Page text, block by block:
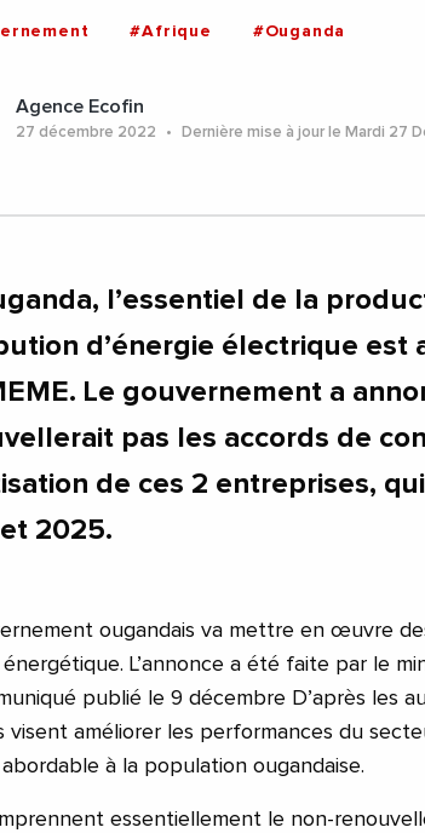
#Afrique #Ouganda
Agence Ecofin
27 décembre 2022 Dernière mise à jour le Mardi 27
l’essentiel de la
d’énergie électrique est
Le gouvernement a
pas les accords de
de ces 2 entreprises,
2025.
ougandais va mettre en œuvre
L’annonce a été faite par le
publié le 9 décembre D’après les
visent améliorer les performances du
à la population ougandaise.
essentiellement le non-